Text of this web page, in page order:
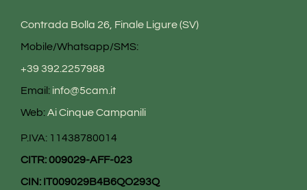
Contrada Bolla 26, Finale Ligure (SV)
Mobile/Whatsapp/SMS:
+39 392.2257988
Email: info@5cam.it
Web:Ai Cinque Campanili
P.IVA: 11438780014
CITR: 009029-AFF-023
CIN: IT009029B4B6QO293Q